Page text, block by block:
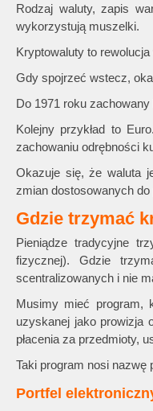
Rodzaj waluty, zapis
wykorzystują muszelki.
Kryptowaluty to
Gdy spojrzeć wstecz,
Do 1971 roku zachowany
Kolejny przykład to
zachowaniu odrębności
Okazuje się, że waluta
zmian dostosowanych
Gdzie trzymać
Pieniądze tradycyjne
fizycznej). Gdzie
scentralizowanych i nie
Musimy mieć program,
uzyskanej jako prowizja
płacenia za przedmioty,
Taki program nosi nazwę
Portfel